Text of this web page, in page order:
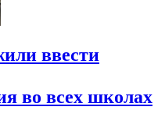
ввести
во всех школах